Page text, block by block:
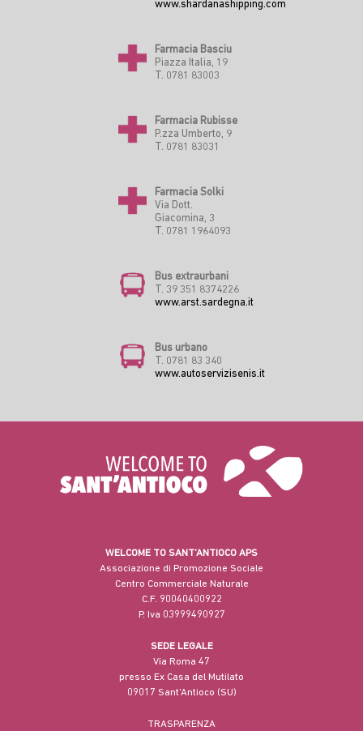
www.shardanashipping.com
Farmacia Basciu
Piazza Italia, 19
T. 0781 83003
Farmacia Rubisse
P.zza Umberto, 9
T. 0781 83031
Farmacia Solki
Via Dott.
Giacomina, 3
T. 0781 1964093
Bus extraurbani
T. 39 351 8374226
www.arst.sardegna.it
Bus urbano
T. 0781 83 340
www.autoservizisenis.it
WELCOME TO SANT’ANTIOCO APS
Associazione di Promozione Sociale
Centro Commerciale Naturale
C.F. 90040400922
P. Iva 03999490927
SEDE LEGALE
Via Roma 47
presso Ex Casa del Mutilato
09017 Sant’Antioco (SU)
TRASPARENZA